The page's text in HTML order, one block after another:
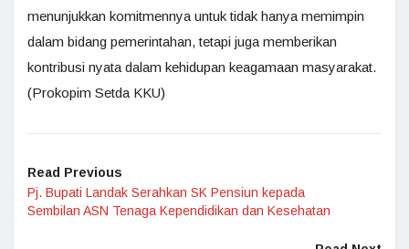
menunjukkan komitmennya untuk tidak hanya memimpin
dalam bidang pemerintahan, tetapi juga memberikan
kontribusi nyata dalam kehidupan keagamaan masyarakat.
(Prokopim Setda KKU)
Read Previous
Pj. Bupati Landak Serahkan SK Pensiun kepada
Sembilan ASN Tenaga Kependidikan dan Kesehatan